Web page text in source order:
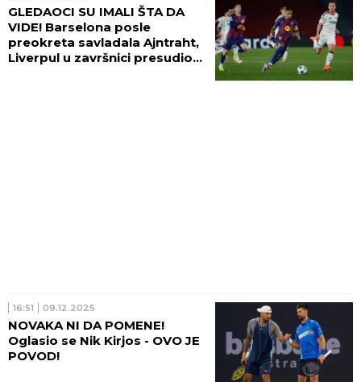
GLEDAOCI SU IMALI ŠTA DA
VIDE! Barselona posle
preokreta savladala Ajntraht,
Liverpul u završnici presudio
16:51 09.12.2025
NOVAKA NI DA POMENE!
Oglasio se Nik Kirjos - OVO JE
POVOD!